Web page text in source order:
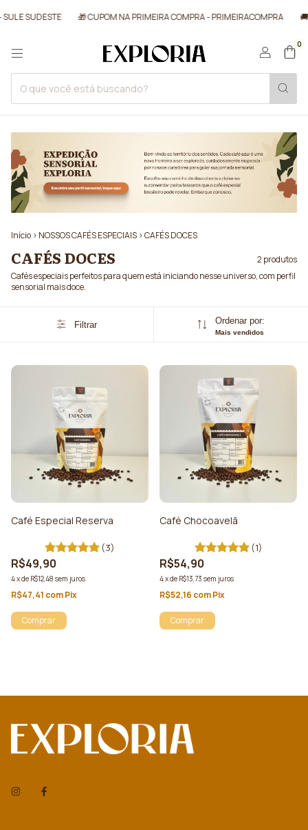
E SUDESTE 🎁 CUPOM NA PRIMEIRA COMPRA - PRIMEIRACOMPRA
0
Início > NOSSOS CAFÉS ESPECIAIS >CAFÉS DOCES
CAFÉS DOCES
2 produtos
Cafés especiais perfeitos para quem está iniciando nesse universo, com perfil
sensorial mais doce.
Filtrar Ordenar por:
Mais vendidos
Café Especial Reserva
(3)
R$49,90
4xde R$12,48 sem juros
R$47,41 comPix
Comprar
Café Chocoavelã
(1)
R$54,90
4xde R$13,73 sem juros
R$52,16 comPix
Comprar